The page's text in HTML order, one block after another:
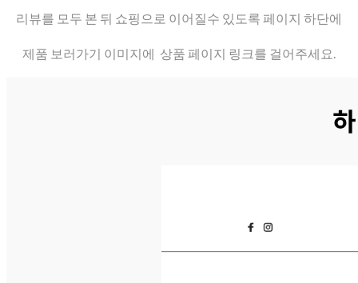
리뷰를 모두 본 뒤 쇼핑으로 이어질수 있도록 페이지 하단에
제품 보러가기 이미지에 상품 페이지 링크를 걸어주세요.